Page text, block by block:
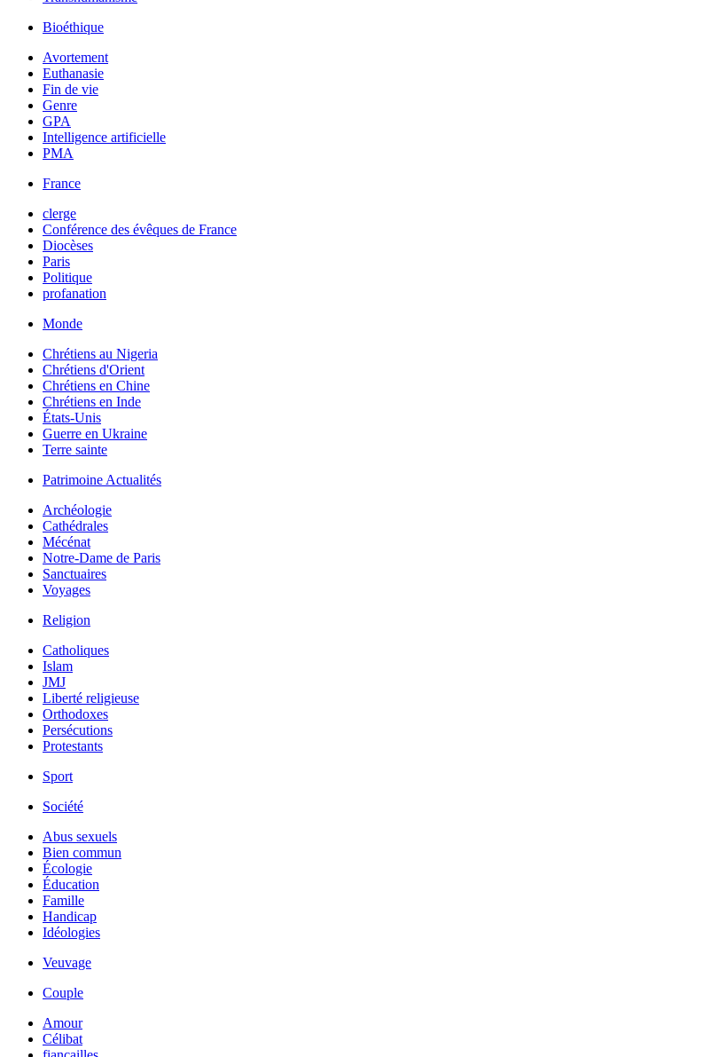
Bioéthique
Avortement
Euthanasie
Fin de vie
Genre
GPA
Intelligence artificielle
PMA
France
clerge
Conférence des évêques de France
Diocèses
Paris
Politique
profanation
Monde
Chrétiens au Nigeria
Chrétiens d'Orient
Chrétiens en Chine
Chrétiens en Inde
États-Unis
Guerre en Ukraine
Terre sainte
Patrimoine Actualités
Archéologie
Cathédrales
Mécénat
Notre-Dame de Paris
Sanctuaires
Voyages
Religion
Catholiques
Islam
JMJ
Liberté religieuse
Orthodoxes
Persécutions
Protestants
Sport
Société
Abus sexuels
Bien commun
Écologie
Éducation
Famille
Handicap
Idéologies
Veuvage
Couple
Amour
Célibat